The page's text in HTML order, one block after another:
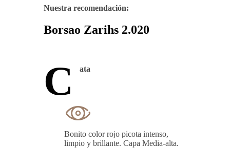
Nuestra recomendación:
Borsao Zarihs 2.020
C ata
Bonito color rojo picota intenso,
limpio y brillante. Capa Media-alta.